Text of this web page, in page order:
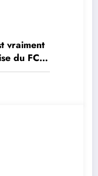
vraiment
du FC